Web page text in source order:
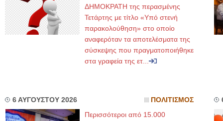
ΔΗΜΟΚΡΑΤΗ της περασμένης
Τετάρτης με τίτλο «Υπό στενή
παρακολούθηση» στο οποίο
αναφερόταν τα αποτελέσματα της
σύσκεψης που πραγματοποιήθηκε
στα γραφεία της ετ...
6 ΑΥΓΟΥΣΤΟΥ 2026 ΠΟΛΙΤΙΣΜΟΣ
Περισσότεροι από 15.000